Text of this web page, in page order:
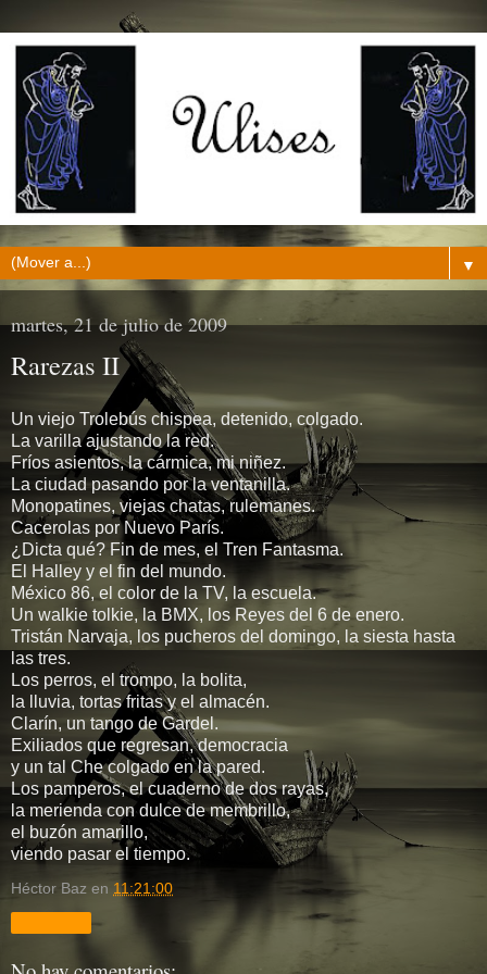
▼
martes, 21 de julio de 2009
Rarezas II
Un viejo Trolebús chispea, detenido, colgado.
La varilla ajustando la red.
Fríos asientos, la cármica, mi niñez.
La ciudad pasando por la ventanilla.
Monopatines, viejas chatas, rulemanes.
Cacerolas por Nuevo París.
¿Dicta qué? Fin de mes, el Tren Fantasma.
El Halley y el fin del mundo.
México 86, el color de la TV, la escuela.
Un walkie tolkie, la BMX, los Reyes del 6 de enero.
Tristán Narvaja, los pucheros del domingo, la siesta hasta
las tres.
Los perros, el trompo, la bolita,
la lluvia, tortas fritas y el almacén.
Clarín, un tango de Gardel.
Exiliados que regresan, democracia
y un tal Che colgado en la pared.
Los pamperos, el cuaderno de dos rayas,
la merienda con dulce de membrillo,
el buzón amarillo,
viendo pasar el tiempo.
Héctor Baz en 11:21:00